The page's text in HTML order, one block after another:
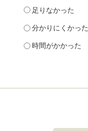
足りなかった
分かりにくかった
時間がかかった